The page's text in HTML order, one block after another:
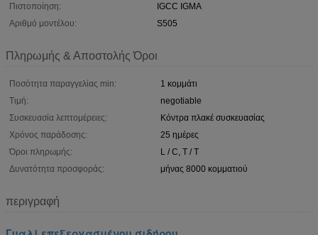
Πιστοποίηση:
IGCC IGMA
Αριθμό μοντέλου:
S505
Πληρωμής & Αποστολής Όροι
Ποσότητα παραγγελίας min:
1 κομμάτι
Τιμή:
negotiable
Συσκευασία λεπτομέρειες:
Κόντρα πλακέ συσκευασίας
Χρόνος παράδοσης:
25 ημέρες
Όροι πληρωμής:
L / C, T / T
Δυνατότητα προσφοράς:
μήνας 8000 κομματιού
περιγραφή